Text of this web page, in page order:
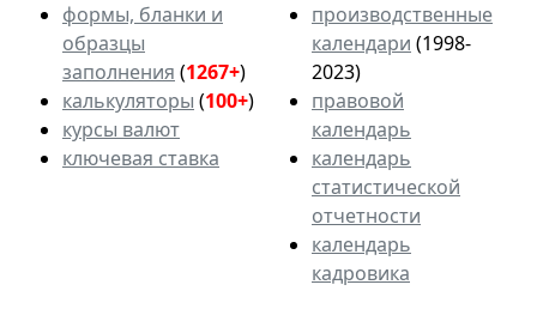
формы, бланки и
образцы
заполнения (1267+)
калькуляторы (100+)
курсы валют
ключевая ставка
производственные
календари (1998-
2023)
правовой
календарь
календарь
статистической
отчетности
календарь
кадровика